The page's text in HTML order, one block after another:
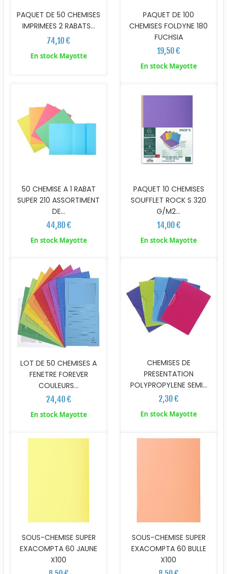
PAQUET DE 50 CHEMISES
IMPRIMEES 2 RABATS...
74,10 €
En stock Mayotte
PAQUET DE 100
CHEMISES FOLDYNE 180
FUCHSIA
19,50 €
En stock Mayotte
50 CHEMISE A 1 RABAT
SUPER 210 ASSORTIMENT
DE...
44,80 €
En stock Mayotte
PAQUET 10 CHEMISES
SOUFFLET ROCK S 320
G/M2...
14,00 €
En stock Mayotte
LOT DE 50 CHEMISES A
FENETRE FOREVER
COULEURS...
24,40 €
En stock Mayotte
CHEMISES DE
PRESENTATION
POLYPROPYLENE SEMI...
2,30 €
En stock Mayotte
SOUS-CHEMISE SUPER
EXACOMPTA 60 JAUNE
X100
SOUS-CHEMISE SUPER
EXACOMPTA 60 BULLE
X100